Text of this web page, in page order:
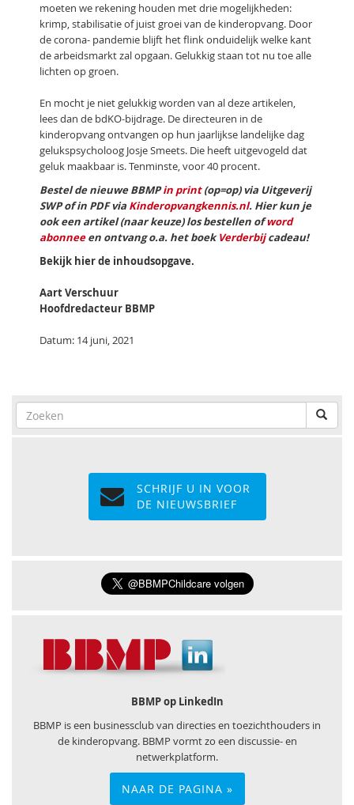
moeten we rekening houden met drie mogelijkheden:
krimp, stabilisatie of juist groei van de kinderopvang. Door
de corona- pandemie blijft het flink onduidelijk welke kant
de arbeidsmarkt zal opgaan. Gelukkig staan tot nu toe alle
lichten op groen.
En mocht je niet gelukkig worden van al deze artikelen,
lees dan de bdKO-bijdrage. De directeuren in de
kinderopvang ontvangen op hun jaarlijkse landelijke dag
gelukspsycholoog Josje Smeets. Die heeft uitgevogeld dat
geluk maakbaar is. Tenminste, voor 40 procent.
Bestel de nieuwe BBMPin print(op=op) via Uitgeverij
SWP of in PDF via Kinderopvangkennis.nl. Hier kun je
ook een artikel (naar keuze) los bestellen ofword
abonneeen ontvang o.a. het boekVerderbijcadeau!
Bekijk hier de inhoudsopgave.
Aart Verschuur
Hoofdredacteur BBMP
Datum: 14 juni, 2021
SCHRIJF U IN VOOR
DE NIEUWSBRIEF
BBMP op LinkedIn
BBMP is een businessclub van directies en toezichthouders in
de kinderopvang. BBMP vormt zo een discussie- en
netwerkplatform.
NAAR DE PAGINA »